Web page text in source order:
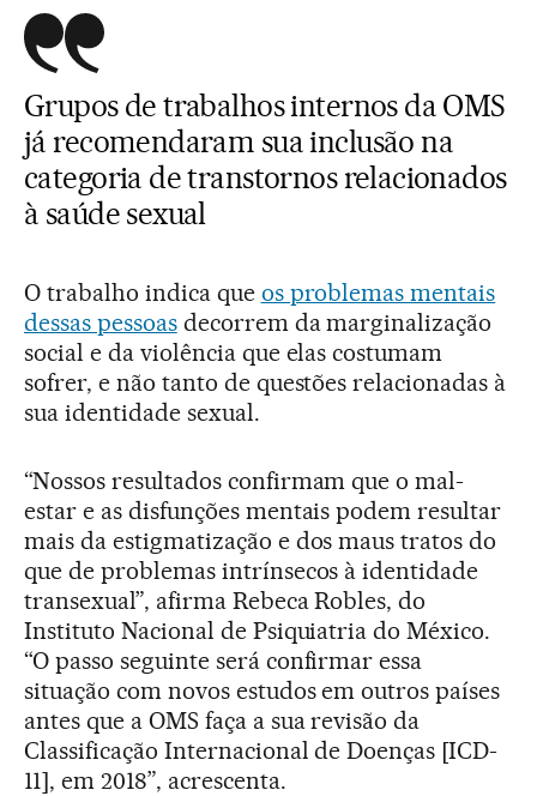
Grupos de trabalhos internos da OMS
já recomendaram sua inclusão na
categoria de transtornos relacionados
à saúde sexual
O trabalho indica que os problemas mentais
dessas pessoasdecorrem da marginalização
social e da violência que elas costumam
sofrer, e não tanto de questões relacionadas à
sua identidade sexual.
“Nossos resultados confirmam que o mal-
estar e as disfunções mentais podem resultar
mais da estigmatização e dos maus tratos do
que de problemas intrínsecos à identidade
transexual”, afirma Rebeca Robles, do
Instituto Nacional de Psiquiatria do México.
“O passo seguinte será confirmar essa
situação com novos estudos em outros países
antes que a OMS faça a sua revisão da
Classificação Internacional de Doenças [ICD-
11], em 2018”, acrescenta.